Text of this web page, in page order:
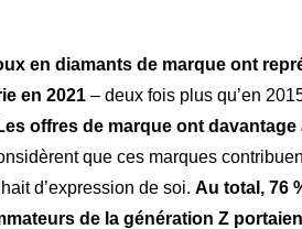
en diamants de marque ont
en 2021 – deux fois plus qu’en
offres de marque ont
que ces marques
d’expression de soi. Au total, 76
de la génération Z